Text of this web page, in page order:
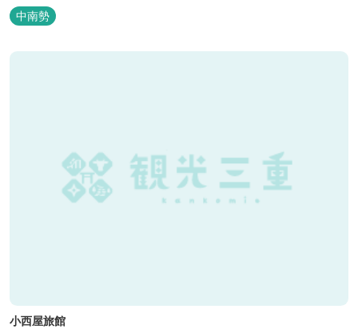
ンと喫茶があります。伊勢神宮参拝や、伊勢志摩、東紀州への観光
の拠点にご利用ください。
中南勢
小西屋旅館